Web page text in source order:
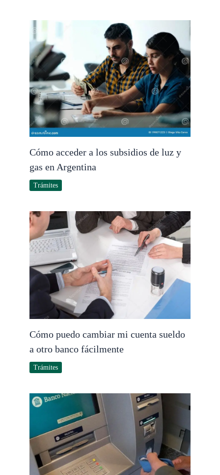
Cómo acceder a los subsidios de luz y
gas en Argentina
Trámites
Cómo puedo cambiar mi cuenta sueldo
a otro banco fácilmente
Trámites